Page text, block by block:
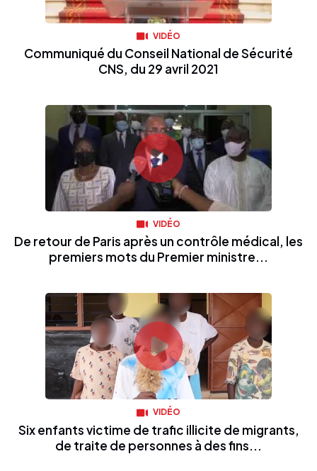
VIDÉO
Communiqué du Conseil National de Sécurité
CNS, du 29 avril 2021
VIDÉO
De retour de Paris après un contrôle médical, les
premiers mots du Premier ministre...
VIDÉO
Six enfants victime de trafic illicite de migrants,
de traite de personnes à des fins...